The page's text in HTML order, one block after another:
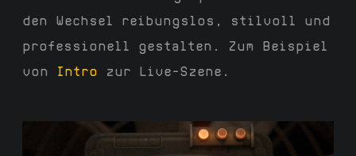
den Wechsel reibungslos, stilvoll und
professionell gestalten. Zum Beispiel
von
Intro zur Live-Szene.